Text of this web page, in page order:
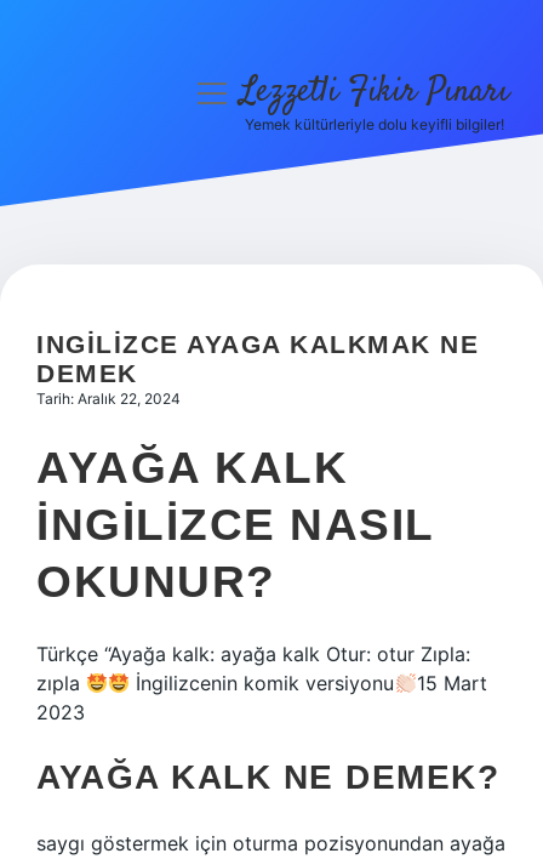
Hakkımızda
menüyüLezzetli Fikir Pınarı
Yemek kültürleriyle dolu keyifli bilgiler!
INGILIZCE AYAGA KALKMAK NE
DEMEK
Tarih: Aralık 22, 2024
AYAĞA KALK
INGILIZCE NASIL
OKUNUR?
Türkçe “Ayağa kalk: ayağa kalk Otur: otur Zıpla:
zıpla
İngilizcenin komik versiyonu
15 Mart
2023
AYAĞA KALK NE DEMEK?
saygı göstermek için oturma pozisyonundan ayağa